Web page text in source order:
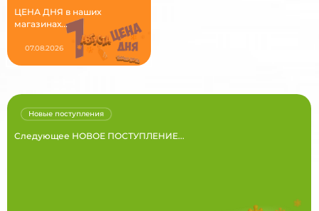
ЦЕНА ДНЯ в наших
магазинах...
07.08.2026
Следующее НОВОЕ ПОСТУПЛЕНИЕ...
Новые поступления